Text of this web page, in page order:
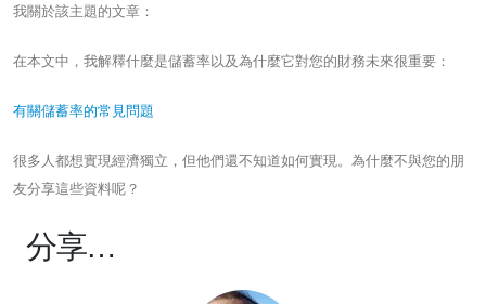
我關於該主題的文章：
在本文中，我解釋什麼是儲蓄率以及為什麼它對您的財務未來很重要：
有關儲蓄率的常見問題
很多人都想實現經濟獨立，但他們還不知道如何實現。為什麼不與您的朋
友分享這些資料呢？
分享…